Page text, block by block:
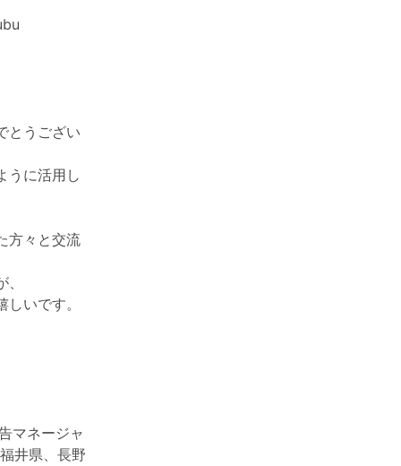
とうござい
うに活用し
方々と交流
いです。
マネージャ
井県、長野